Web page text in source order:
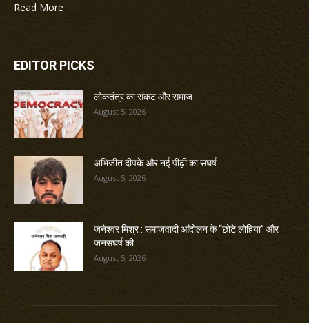
Read More
EDITOR PICKS
लोकतंत्र का संकट और समाज
August 5, 2026
अभिजीत दीपके और नई पीढ़ी का संघर्ष
August 5, 2026
जनेश्वर मिश्र : समाजवादी आंदोलन के “छोटे लोहिया” और
जनसंघर्ष की...
August 5, 2026